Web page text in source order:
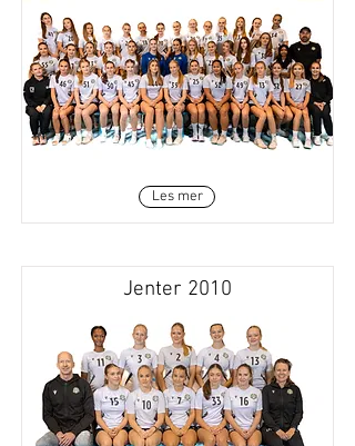
Les mer
Jenter 2010